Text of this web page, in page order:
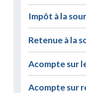
Impôt à la
Retenue à la
Acompte sur
Acompte sur